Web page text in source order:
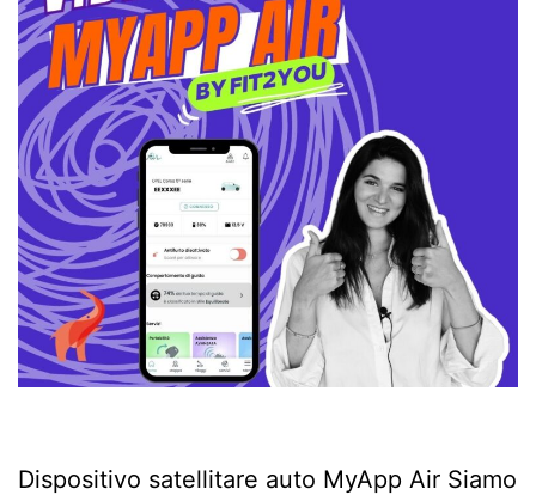
Dispositivo satellitare auto MyApp Air Siamo